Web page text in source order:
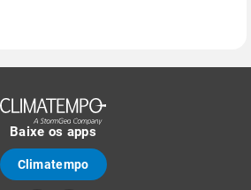
Baixe os apps
Climatempo